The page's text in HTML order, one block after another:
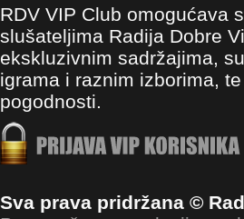
RDV VIP Club omogućava
slušateljima Radija Dobre
ekskluzivnim sadržajima,
igrama i raznim izborima,
pogodnosti.
Sva prava pridržana ©